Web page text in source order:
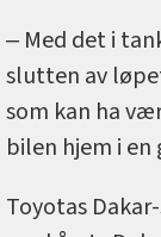
‒ Med det i
slutten av
som kan ha
bilen hjem i en
Toyotas